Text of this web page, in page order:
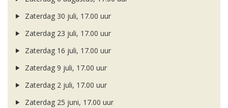
Zaterdag 30 juli, 17.00 uur
Zaterdag 23 juli, 17.00 uur
Zaterdag 16 juli, 17.00 uur
Zaterdag 9 juli, 17.00 uur
Zaterdag 2 juli, 17.00 uur
Zaterdag 25 juni, 17.00 uur